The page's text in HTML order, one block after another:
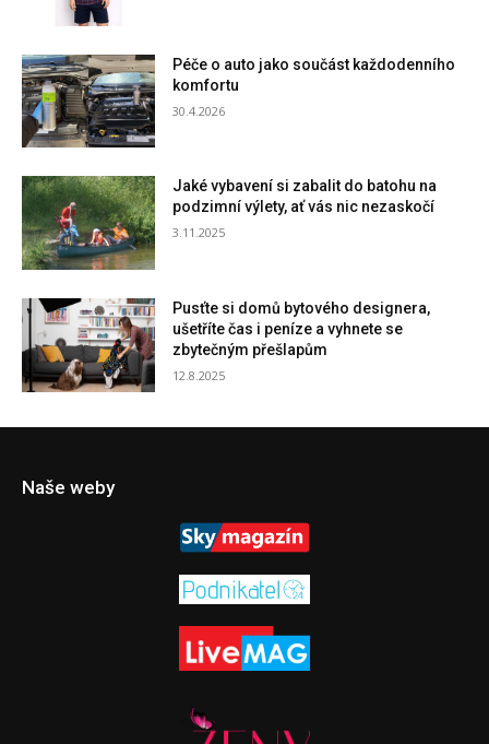
Péče o auto jako součást každodenního
komfortu
30.4.2026
Jaké vybavení si zabalit do batohu na
podzimní výlety, ať vás nic nezaskočí
3.11.2025
Pusťte si domů bytového designera,
ušetříte čas i peníze a vyhnete se
zbytečným přešlapům
12.8.2025
Naše weby